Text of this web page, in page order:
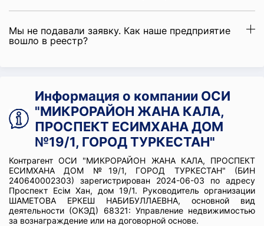
Мы не подавали заявку. Как наше предприятие
вошло в реестр?
Информация о компании ОСИ
"МИКРОРАЙОН ЖАНА КАЛА,
ПРОСПЕКТ ЕСИМХАНА ДОМ
№19/1, ГОРОД ТУРКЕСТАН"
Контрагент ОСИ "МИКРОРАЙОН ЖАНА КАЛА, ПРОСПЕКТ
ЕСИМХАНА ДОМ №19/1, ГОРОД ТУРКЕСТАН" (БИН
240640002303) зарегистрирован 2024-06-03 по адресу
Проспект Есім Хан, дом 19/1. Руководитель организации
ШАМЕТОВА ЕРКЕШ НАБИБУЛЛАЕВНА, основной вид
деятельности (ОКЭД) 68321: Управление недвижимостью
за вознаграждение или на договорной основе.